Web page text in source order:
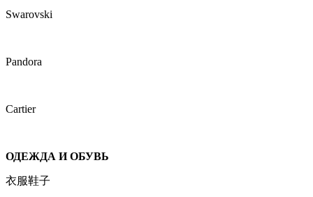
Swarovski
Pandora
Cartier
ОДЕЖДА И ОБУВЬ
衣服鞋子